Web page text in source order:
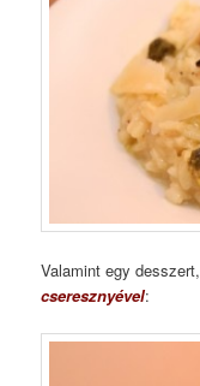
Valamint egy desszert,
cseresznyével: